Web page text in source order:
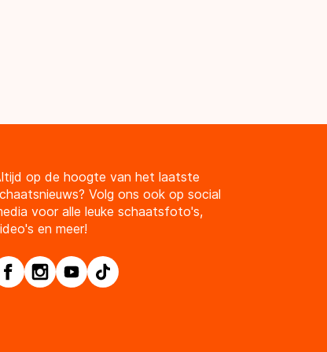
op de hoogte van het laatste
Volg ons ook op social
voor alle leuke schaatsfoto's,
en meer!